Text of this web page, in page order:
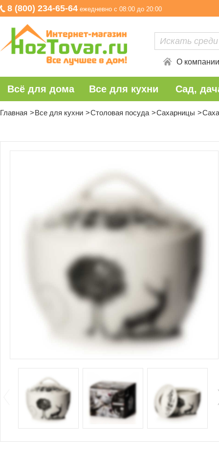
8 (800) 234-65-64 ежедневно с 08:00 до 20:00
О компании
Всё для дома Все для кухни Сад,
Главная Все для кухни Столовая посуда Сахарницы